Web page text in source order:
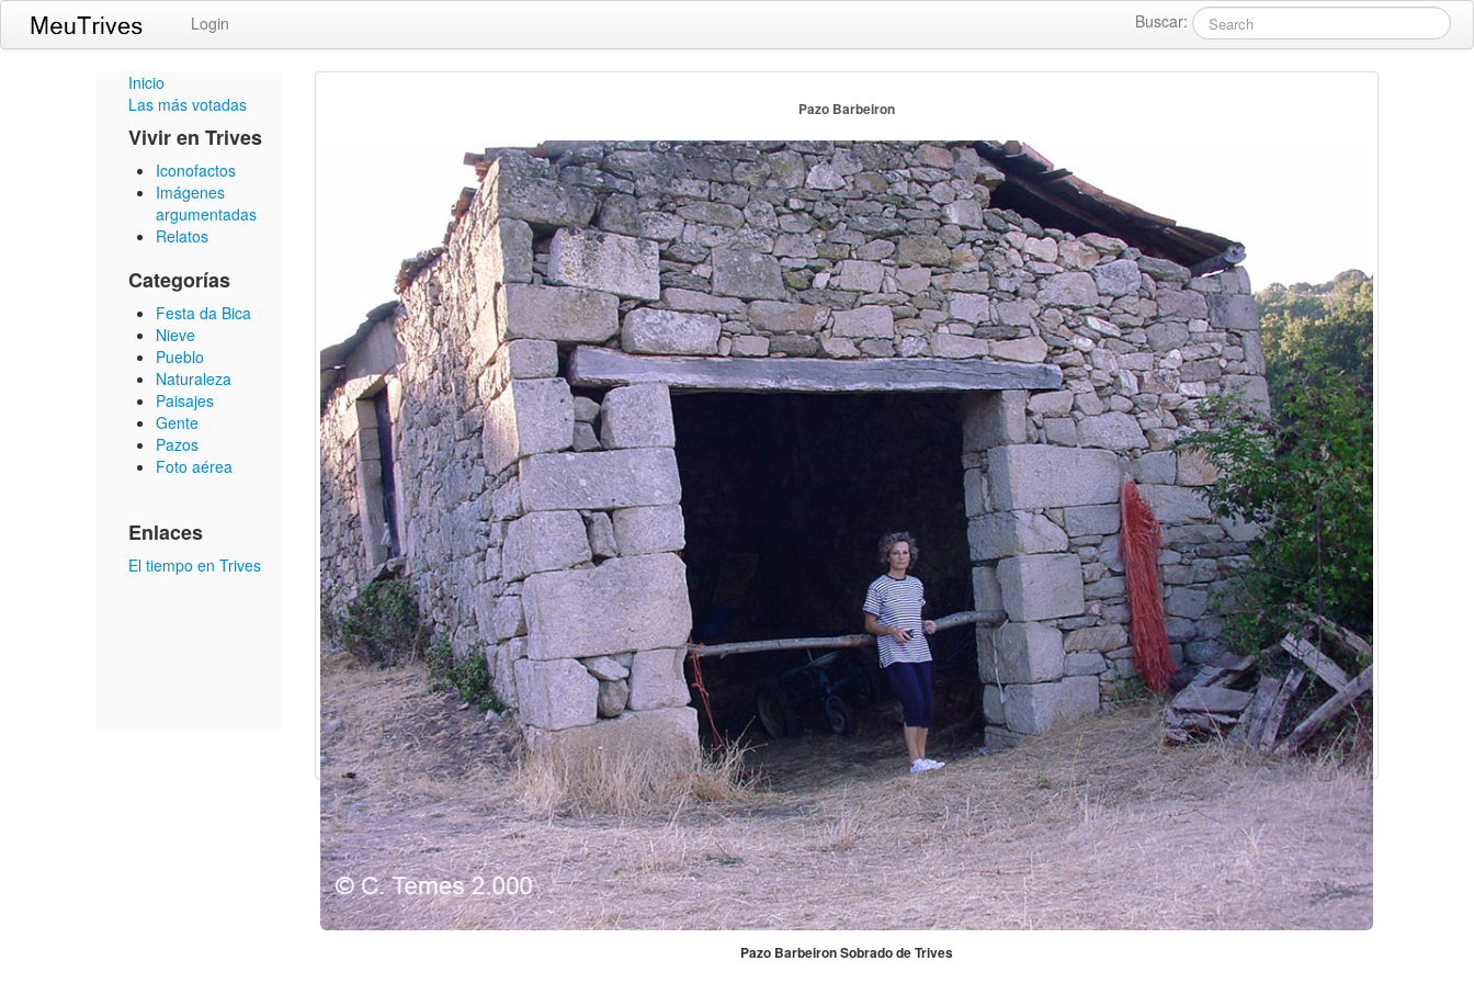
Buscar:
Login
Inicio
Las más votadas
Vivir en Trives
Iconofactos
Imágenes
argumentadas
Relatos
Categorías
Festa da Bica
Nieve
Pueblo
Naturaleza
Paisajes
Gente
Pazos
Foto aérea
Enlaces
El tiempo en Trives
Pazo Barbeiron
Pazo Barbeiron Sobrado de Trives